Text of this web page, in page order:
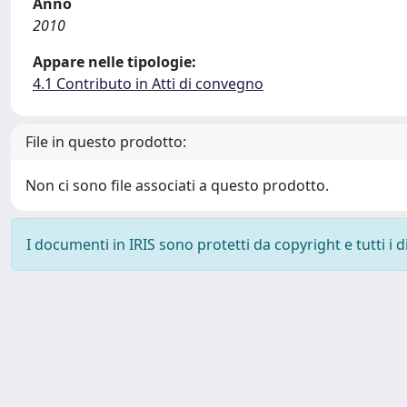
2010
Appare nelle tipologie:
4.1 Contributo in Atti di convegno
File in questo prodotto:
Non ci sono file associati a questo prodotto.
I documenti in IRIS sono protetti da copyright e tutti i